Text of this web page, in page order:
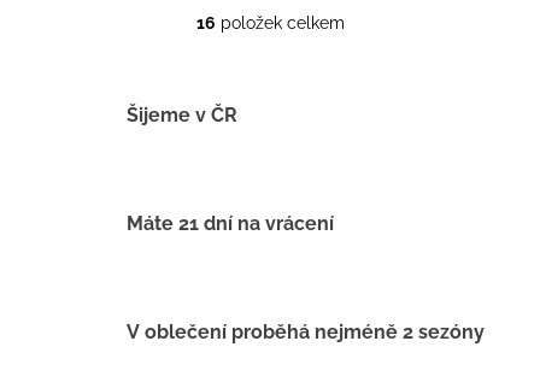
O
í
k
16 položek celkem
Šijeme v ČR
Máte 21 dní na vrácení
V oblečení proběhá nejméně 2 sezóny